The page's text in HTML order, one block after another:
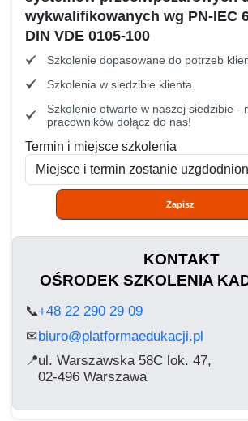
wykwalifikowanych wg PN-IEC
DIN VDE 0105-100
Szkolenie dopasowane do potrzeb
Szkolenia w siedzibie klienta
Szkolenie otwarte w naszej siedzibie -
pracowników dołącz do nas!
Termin i miejsce szkolenia
Zapisz
KONTAKT
OŚRODEK SZKOLENIA
📞+48 22 290 29 09
✉biuro@platformaedukacji.pl
📍ul. Warszawska 58C lok. 47,
02-496 Warszawa